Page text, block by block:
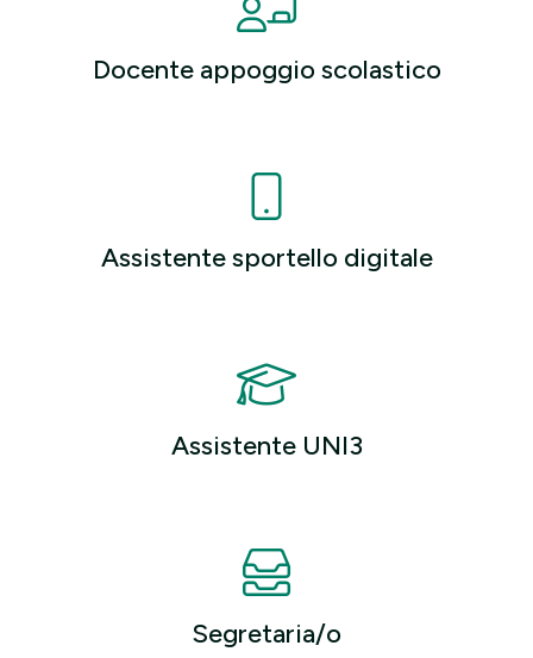
Docente appoggio scolastico
Assistente sportello digitale
Assistente UNI3
Segretaria/o